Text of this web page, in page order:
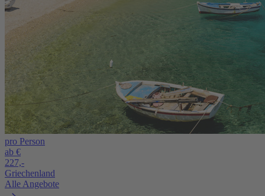
pro Person
ab €
227,-
Griechenland
Alle Angebote